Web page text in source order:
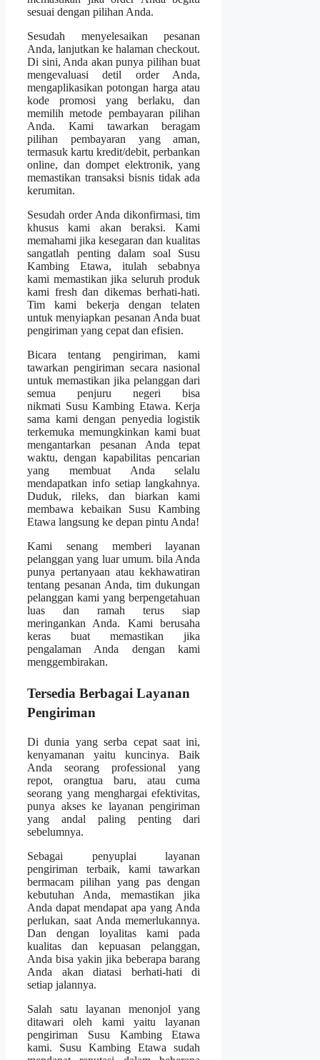
sesuai dengan pilihan Anda.
Sesudah menyelesaikan pesanan
Anda, lanjutkan ke halaman checkout.
Di sini, Anda akan punya pilihan buat
mengevaluasi detil order Anda,
mengaplikasikan potongan harga atau
kode promosi yang berlaku, dan
memilih metode pembayaran pilihan
Anda. Kami tawarkan beragam
pilihan pembayaran yang aman,
termasuk kartu kredit/debit, perbankan
online, dan dompet elektronik, yang
memastikan transaksi bisnis tidak ada
kerumitan.
Sesudah order Anda dikonfirmasi, tim
khusus kami akan beraksi. Kami
memahami jika kesegaran dan kualitas
sangatlah penting dalam soal Susu
Kambing Etawa, itulah sebabnya
kami memastikan jika seluruh produk
kami fresh dan dikemas berhati-hati.
Tim kami bekerja dengan telaten
untuk menyiapkan pesanan Anda buat
pengiriman yang cepat dan efisien.
Bicara tentang pengiriman, kami
tawarkan pengiriman secara nasional
untuk memastikan jika pelanggan dari
semua penjuru negeri bisa
nikmati Susu Kambing Etawa. Kerja
sama kami dengan penyedia logistik
terkemuka memungkinkan kami buat
mengantarkan pesanan Anda tepat
waktu, dengan kapabilitas pencarian
yang membuat Anda selalu
mendapatkan info setiap langkahnya.
Duduk, rileks, dan biarkan kami
membawa kebaikan Susu Kambing
Etawa langsung ke depan pintu Anda!
Kami senang memberi layanan
pelanggan yang luar umum. bila Anda
punya pertanyaan atau kekhawatiran
tentang pesanan Anda, tim dukungan
pelanggan kami yang berpengetahuan
luas dan ramah terus siap
meringankan Anda. Kami berusaha
keras buat memastikan jika
pengalaman Anda dengan kami
menggembirakan.
Tersedia Berbagai Layanan
Pengiriman
Di dunia yang serba cepat saat ini,
kenyamanan yaitu kuncinya. Baik
Anda seorang professional yang
repot, orangtua baru, atau cuma
seorang yang menghargai efektivitas,
punya akses ke layanan pengiriman
yang andal paling penting dari
sebelumnya.
Sebagai penyuplai layanan
pengiriman terbaik, kami tawarkan
bermacam pilihan yang pas dengan
kebutuhan Anda, memastikan jika
Anda dapat mendapat apa yang Anda
perlukan, saat Anda memerlukannya.
Dan dengan loyalitas kami pada
kualitas dan kepuasan pelanggan,
Anda bisa yakin jika beberapa barang
Anda akan diatasi berhati-hati di
setiap jalannya.
Salah satu layanan menonjol yang
ditawari oleh kami yaitu layanan
pengiriman Susu Kambing Etawa
kami. Susu Kambing Etawa sudah